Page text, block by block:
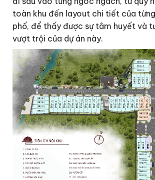
toàn khu đến layout chi tiết của
phố, để thấy được sự tâm huyết và
vượt trội của dự án này.